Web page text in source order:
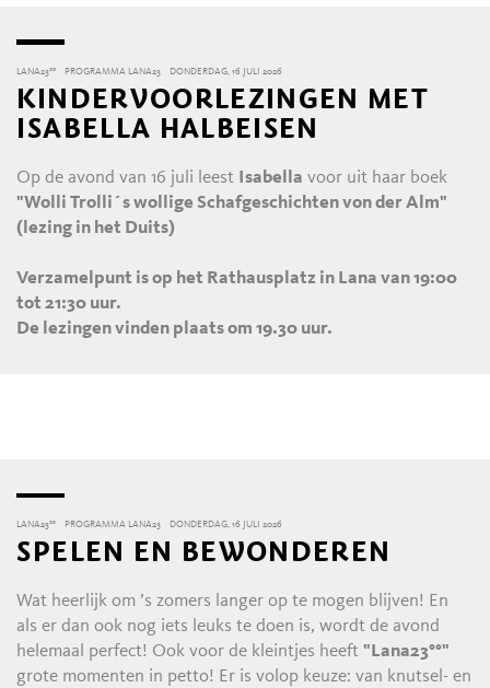
LANA23°° PROGRAMMA LANA23 DONDERDAG, 16 JULI 2026
KINDERVOORLEZINGEN MET
ISABELLA HALBEISEN
Op de avond van 16 juli leest Isabella voor uit haar boek
"Wolli Trolli´s wollige Schafgeschichten von der Alm"
(lezing in het Duits)
Verzamelpunt is op het Rathausplatz in Lana van 19:00
tot 21:30 uur.
De lezingen vinden plaats om 19.30 uur.
LANA23°° PROGRAMMA LANA23 DONDERDAG, 16 JULI 2026
SPELEN EN BEWONDEREN
Wat heerlijk om ’s zomers langer op te mogen blijven! En
als er dan ook nog iets leuks te doen is, wordt de avond
helemaal perfect! Ook voor de kleintjes heeft"Lana23°°"
grote momenten in petto! Er is volop keuze: van knutsel- en